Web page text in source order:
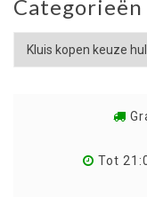
Categorieën
Tot